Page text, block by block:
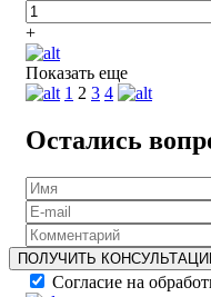
+
Показать еще
1 2 3 4
Остались
ПОЛУЧИТЬ
Согласие на